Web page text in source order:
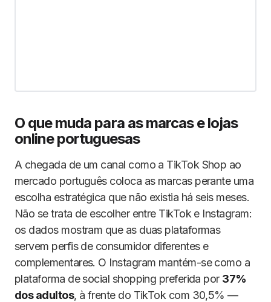
O que muda para as marcas e lojas
online portuguesas
A chegada de um canal como a TikTok Shop ao
mercado português coloca as marcas perante uma
escolha estratégica que não existia há seis meses.
Não se trata de escolher entre TikTok e Instagram:
os dados mostram que as duas plataformas
servem perfis de consumidor diferentes e
complementares. O Instagram mantém-se como a
plataforma de social shopping preferida por 37%
dos adultos, à frente do TikTok com 30,5% —